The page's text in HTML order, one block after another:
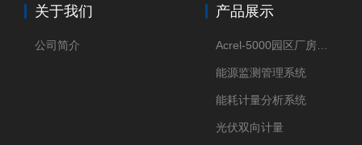
关于我们
公司简介
产品展示
能源监测管理系统
能耗计量分析系统
光伏双向计量